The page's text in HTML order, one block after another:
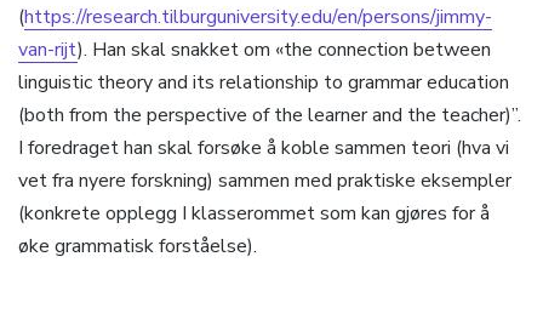
(https://research.tilburguniversity.edu/en/persons/jimmy-
van-rijt). Han skal snakket om «the connection between
linguistic theory and its relationship to grammar education
(both from the perspective of the learner and the teacher)”.
I foredraget han skal forsøke å koble sammen teori (hva vi
vet fra nyere forskning) sammen med praktiske eksempler
(konkrete opplegg I klasserommet som kan gjøres for å
øke grammatisk forståelse).